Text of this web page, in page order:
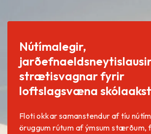
Nútímalegir,
strætisvagnar fyrir
loftslagsvæna
Floti okkar samanstendur af tíu
öruggum rútum af ýmsum stærðum,